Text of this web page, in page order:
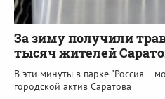
За зиму получили
тысяч жителей
В эти минуты в парке "Россия –
городской актив Саратова